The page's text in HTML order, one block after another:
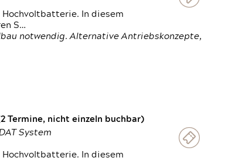
Hochvoltbatterie. In diesem
S…
notwendig. Alternative Antriebskonzepte,
Termine, nicht einzeln buchbar)
System
Hochvoltbatterie. In diesem